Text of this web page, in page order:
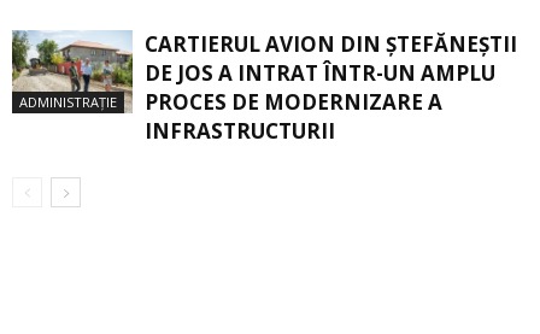
ADMINISTRAȚIE
CARTIERUL AVION DIN ŞTEFĂNEŞTII
DE JOS A INTRAT ÎNTR-UN AMPLU
PROCES DE MODERNIZARE A
INFRASTRUCTURII